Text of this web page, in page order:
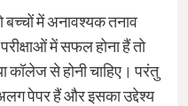
में अनावश्यक तनाव
में सफल होना हैं तो
से होनी चाहिए। परंतु
पेपर हैं और इसका उद्देश्य